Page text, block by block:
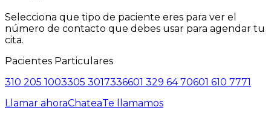
Selecciona que tipo de paciente eres para ver el
número de contacto que debes usar para agendar tu
cita.
Pacientes Particulares
310 205 1003305 3017336601 329 64 70601 610 7771
Llamar ahoraChateaTe llamamos